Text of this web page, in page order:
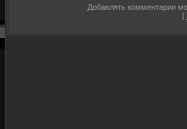
Добавлять комментарии
[